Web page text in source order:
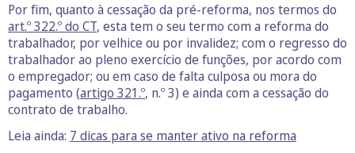
Por fim, quanto à cessação da pré-reforma, nos termos do
art.º 322.º do CT, esta tem o seu termo com a reforma do
trabalhador, por velhice ou por invalidez; com o regresso do
trabalhador ao pleno exercício de funções, por acordo com
o empregador; ou em caso de falta culposa ou mora do
pagamento (artigo 321.º, n.º 3) e ainda com a cessação do
contrato de trabalho.
Leia ainda: 7 dicas para se manter ativo na reforma